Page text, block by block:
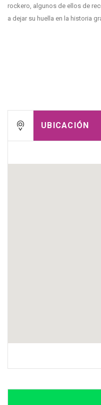
rockero, algunos de ellos de
a dejar su huella en la historia
UBICACIÓN